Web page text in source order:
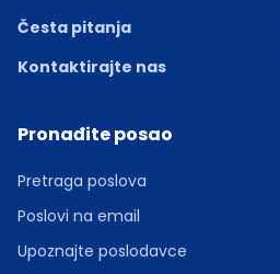
Česta pitanja
Kontaktirajte nas
Pronađite posao
Pretraga poslova
Poslovi na email
Upoznajte poslodavce